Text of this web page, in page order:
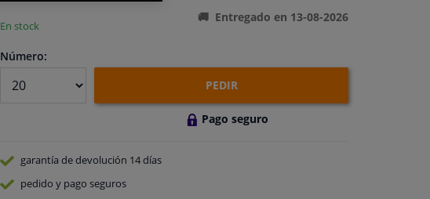
En stock
Entregado en 13-08-2026
Número:
PEDIR
Pago seguro
garantía de devolución 14 días
pedido y pago seguros